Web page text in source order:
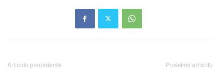
Articolo precedente Prossimo articolo